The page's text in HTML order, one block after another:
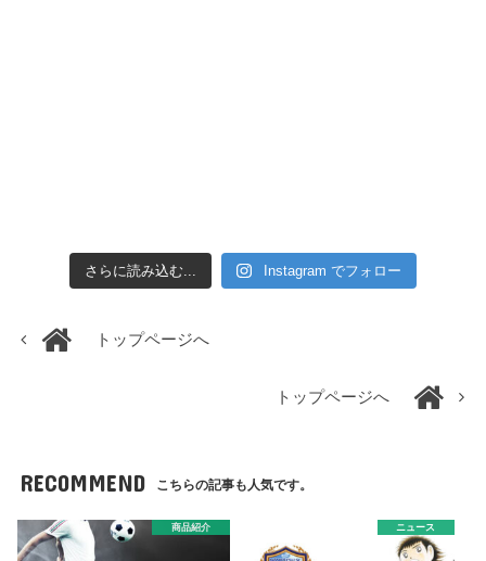
さらに読み込む... Instagram でフォロー
トップページへ
トップページへ
RECOMMEND こちらの記事も人気です。
商品紹介 ニュース